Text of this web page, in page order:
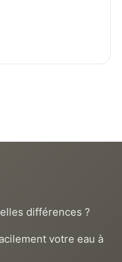
différences ?
votre eau à